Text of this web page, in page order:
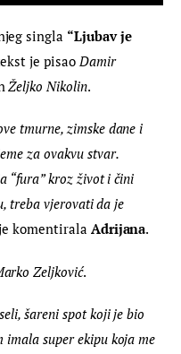
singla “Ljubav je
je pisao Damir
Željko Nikolin.
tmurne, zimske dane i
za ovakvu stvar.
“fura” kroz život i čini
treba vjerovati da je
komentirala Adrijana.
Zeljković.
šareni spot koji je bio
imala super ekipu koja me